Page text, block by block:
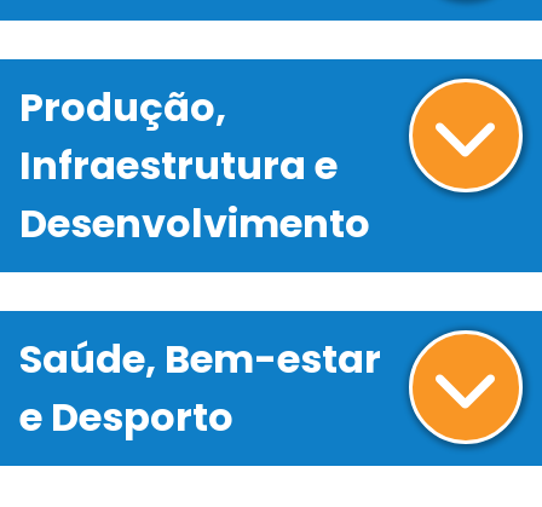
Produção,
Infraestrutura e
Desenvolvimento
Saúde, Bem-estar
e Desporto